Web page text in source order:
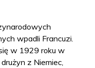
wpadli Francuzi.
w 1929 roku w
z Niemiec,